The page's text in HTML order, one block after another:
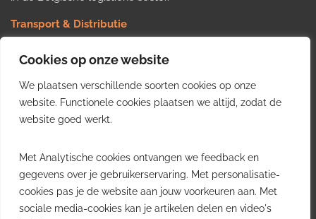
Cookies op onze website
We plaatsen verschillende soorten cookies op onze
website. Functionele cookies plaatsen we altijd, zodat de
website goed werkt.
Met Analytische cookies ontvangen we feedback en
gegevens over je gebruikerservaring. Met personalisatie-
cookies pas je de website aan jouw voorkeuren aan. Met
sociale media-cookies kan je artikelen delen en video's
Transport & Distributie
Warehousing & Handling
Software & Automation
Voor bedrijven
Adverteren op Logistiek.be
Nieuws insturen
Uw video op Logistiek.TV